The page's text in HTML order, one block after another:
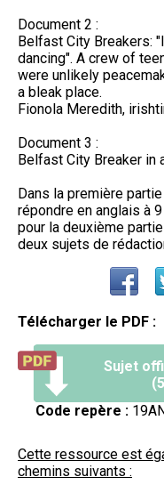
Document 2 :
Belfast City Breakers:
dancing". A crew of
were unlikely
a bleak place.
Fionola Meredith,
Document 3 :
Belfast City Breaker in
Dans la première
répondre en anglais à
pour la deuxième
deux sujets de
Télécharger le PDF :
Sujet
Code repère :
Cette ressource est
chemins suivants :